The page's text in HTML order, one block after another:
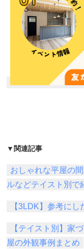
▼関連記事
おしゃれな平屋の
ルなどテイスト別で
【3LDK】参考に
【テイスト別】家
屋の外観事例まとめ